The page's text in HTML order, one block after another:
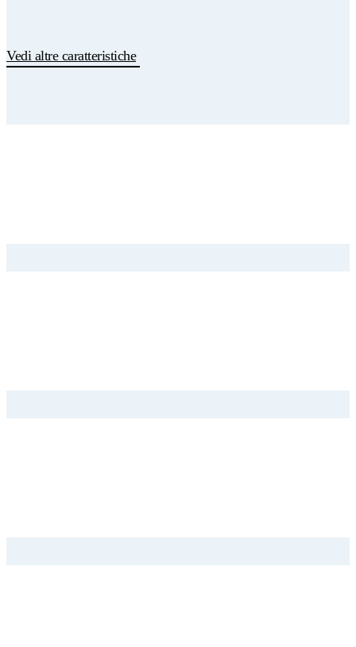
Vedi altre caratteristiche